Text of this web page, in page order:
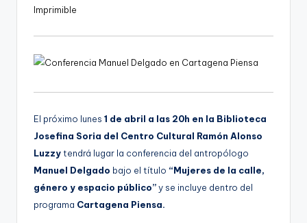
Imprimible
El próximo lunes 1 de abril a las 20h en la Biblioteca
Josefina Soria del Centro Cultural Ramón Alonso
Luzzytendrá lugar la conferencia del antropólogo
Manuel Delgado bajo el título “Mujeres de la calle,
género y espacio público”y se incluye dentro del
programa Cartagena Piensa.